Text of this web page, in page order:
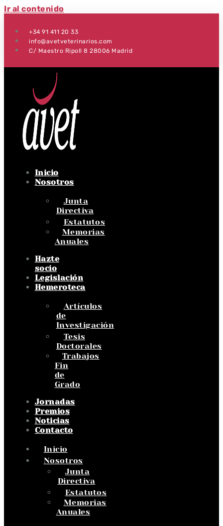
Ir al contenido
+34 91 411 20 33
info@avetveterinarios.com
C/ Maestro Ripoll 8 28006 Madrid
Inicio
Nosotros
Junta
Directiva
Estatutos
Memorias
Anuales
Hazte
socio
Legislación
Hemeroteca
Artículos
de
Investigación
Tesis
Doctorales
Trabajos
Fin
de
Grado
Jornadas
Premios
Noticias
Contacto
Inicio
Nosotros
Junta
Directiva
Estatutos
Memorias
Anuales